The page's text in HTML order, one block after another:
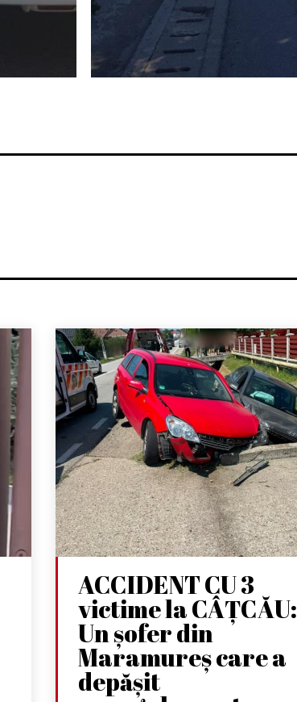
ACCIDENT CU 3
victime la CÂȚCĂU:
Un șofer din
Maramureș care a
depășit